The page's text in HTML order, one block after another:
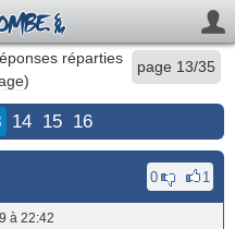
page 13/35
réparties
)
14 15 16
0 1
à 22:42